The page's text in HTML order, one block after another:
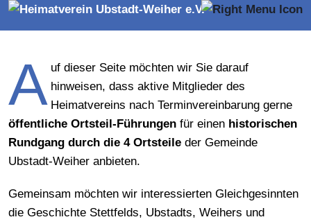
Weiher
A uf dieser Seite möchten wir Sie darauf
hinweisen, dass aktive Mitglieder des
Heimatvereins nach Terminvereinbarung gerne
öffentliche Ortsteil-Führungen für einen historischen
Rundgang durch die 4 Ortsteile der Gemeinde
Ubstadt-Weiher anbieten.
Gemeinsam möchten wir interessierten Gleichgesinnten
die Geschichte Stettfelds, Ubstadts, Weihers und